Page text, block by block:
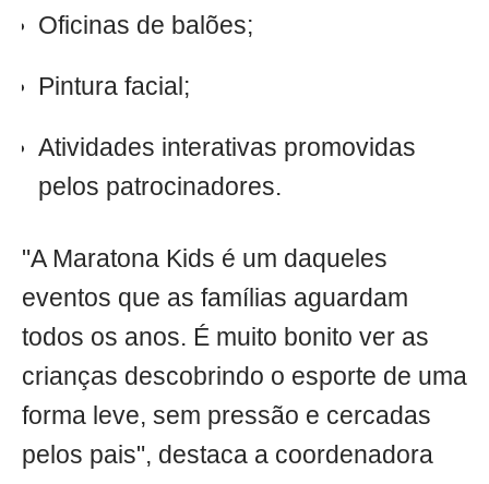
Oficinas de balões;
Pintura facial;
Atividades interativas promovidas
pelos patrocinadores.
"A Maratona Kids é um daqueles
eventos que as famílias aguardam
todos os anos. É muito bonito ver as
crianças descobrindo o esporte de uma
forma leve, sem pressão e cercadas
pelos pais", destaca a coordenadora